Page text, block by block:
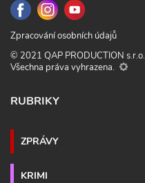
Zpracování osobních údajů
© 2021 QAP PRODUCTION s.r.o.
Všechna práva vyhrazena.
RUBRIKY
ZPRÁVY
KRIMI